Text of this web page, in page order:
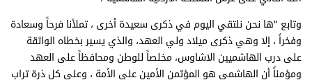
وتابع "ها نحن نلتقي اليوم في ذكرى سعيدة أخرى ، تملأنا فرحاً وسعادة
وفخراً ، إلا وهي ذكرى ميلاد ولي العهد، والذي يسير بخطاه الواثقة
على درب الهاشميين الاشاوس، مخلصاً للوطن ومحافظاً على العهد
ومؤمناً أن الهاشمي هو المؤتمن الأمين على الأمة ، وعلى كل ذرة تراب